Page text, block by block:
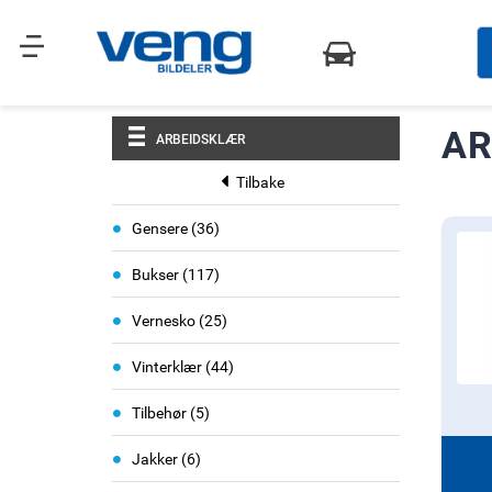
ARBEIDSKLÆR
Tilbake
Gensere 36d
e
l
e
r
Bukser 117d
e
l
e
r
Vernesko 25d
e
l
e
Vinterklær 44d
e
e
Tilbehør 5d
e
e
Jakker 6d
e